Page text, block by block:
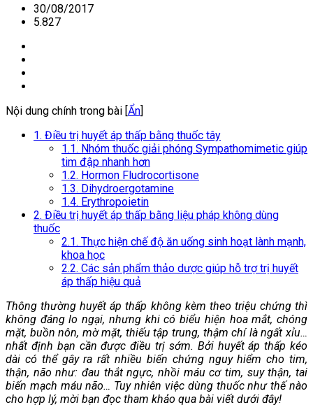
30/08/2017
5.827
Nội dung chính trong bài [Ẩn]
1. Điều trị huyết áp thấp bằng thuốc tây
1.1. Nhóm thuốc giải phóng Sympathomimetic giúp
tim đập nhanh hơn
1.2. Hormon Fludrocortisone
1.3. Dihydroergotamine
1.4. Erythropoietin
2. Điều trị huyết áp thấp bằng liệu pháp không dùng
thuốc
2.1. Thực hiện chế độ ăn uống sinh hoạt lành mạnh,
khoa học
2.2. Các sản phẩm thảo dược giúp hỗ trợ trị huyết
áp thấp hiệu quả
Thông thường huyết áp thấp không kèm theo triệu chứng thì
không đáng lo ngại, nhưng khi có biểu hiện hoa mắt, chóng
mặt, buồn nôn, mờ mặt, thiếu tập trung, thậm chí là ngất xỉu…
nhất định bạn cần được điều trị sớm. Bởi huyết áp thấp kéo
dài có thể gây ra rất nhiều biến chứng nguy hiểm cho tim,
thận, não như: đau thắt ngực, nhồi máu cơ tim, suy thận, tai
biến mạch máu não… Tuy nhiên việc dùng thuốc như thế nào
cho hợp lý, mời bạn đọc tham khảo qua bài viết dưới đây!